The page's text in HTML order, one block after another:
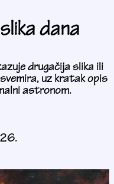
dana
drugačija slika ili
uz kratak opis
astronom.